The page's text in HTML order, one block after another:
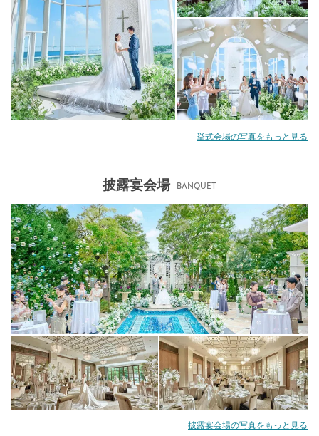
挙式会場の写真をもっと見る
披露宴会場 BANQUET
披露宴会場の写真をもっと見る